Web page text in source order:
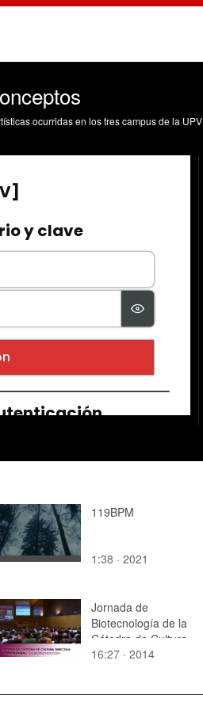
ocurridas en los tres campus de la UPV
119BPM
1:38 · 2021
Jornada de
Biotecnología de la
Cátedra de Cultura
Directiva y
16:27 · 2014